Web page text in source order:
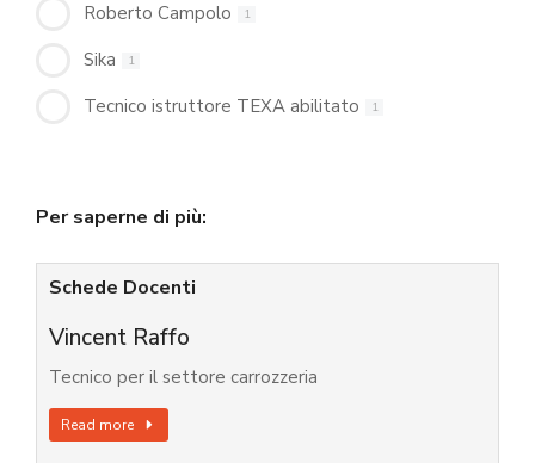
Roberto Campolo 1
Sika 1
Tecnico istruttore TEXA abilitato 1
Per saperne di più:
Schede Docenti
Vincent Raffo
Tecnico per il settore carrozzeria
Read more